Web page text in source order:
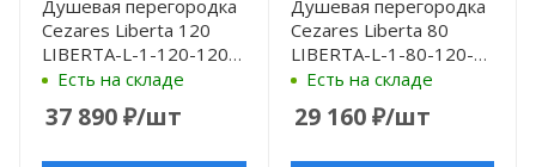
Душевая перегородка
Cezares Liberta 120
LIBERTA-L-1-120-120-
GR-NERO профиль
стекло серое
Есть на складе
37 890₽/шт
Душевая перегородка
Cezares Liberta 80
LIBERTA-L-1-80-120-
BR-Cr профиль Хром
Есть на складе
29 160₽/шт